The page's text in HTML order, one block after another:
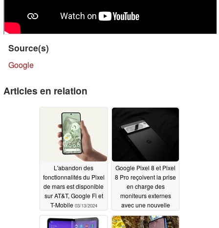
Source(s)
Google
Articles en relation
L'abandon des
fonctionnalités du Pixel
de mars est disponible
sur AT&T, Google Fi et
T-Mobile 03/13/2024
Google Pixel 8 et Pixel
8 Pro reçoivent la prise
en charge des
moniteurs externes
avec une nouvelle
mise à jour bêta
03/13/2024